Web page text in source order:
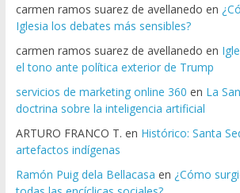
carmen ramos suarez de avellanedo en
Iglesia los debates más sensibles?
carmen ramos suarez de avellanedo en
el tono ante política exterior de Trump
servicios de marketing online 360 en La
doctrina sobre la inteligencia artificial
ARTURO FRANCO T. en Histórico: Santa
artefactos indígenas
Ramón Puig dela Bellacasa en ¿Cómo